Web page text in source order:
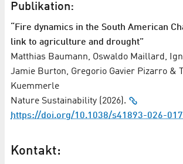
Publikation:
“Fire dynamics in the South American
link to agriculture and drought”
Matthias Baumann, Oswaldo Maillard,
Jamie Burton, Gregorio Gavier Pizarro &
Kuemmerle
Nature Sustainability (2026).
https://doi.org/10.1038/s41893-026-
Kontakt: